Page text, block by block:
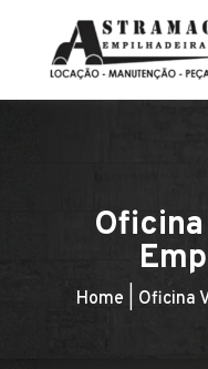
Home Oficina